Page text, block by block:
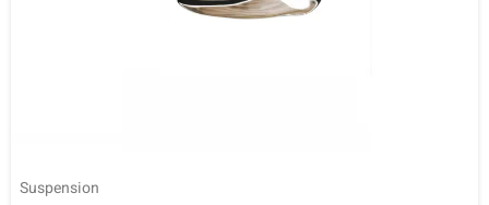
Suspension